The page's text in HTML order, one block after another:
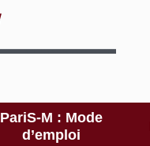
PariS-M : Mode
d’emploi